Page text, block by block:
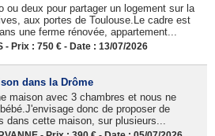
ou deux pour partager un logement sur la
aux portes de Toulouse.Le cadre est
une ferme rénovée, appartement...
- Prix : 750 € - Date : 13/07/2026
dans la Drôme
maison avec 3 chambres et nous ne
donc de proposer de
dans cette maison, sur plusieurs...